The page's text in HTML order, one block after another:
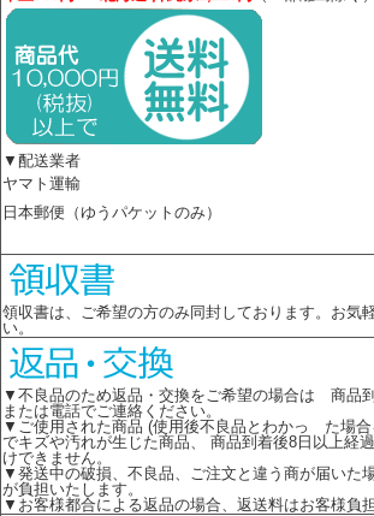
▼配送業者
ヤマト運輸
日本郵便（ゆうパケットのみ）
領収書は、ご希望の方のみ同封しております。お気
い。
▼不良品のため返品・交換をご希望の場合は 商品
または電話でご連絡ください。
▼ご使用された商品 (使用後不良品とわかっ た場合
でキズや汚れが生じた商品、 商品到着後8日以上経
けできません。
▼発送中の破損、不良品、ご注文と違う商が届いた
が負担いたします。
▼お客様都合による返品の場合、返送料はお客様負